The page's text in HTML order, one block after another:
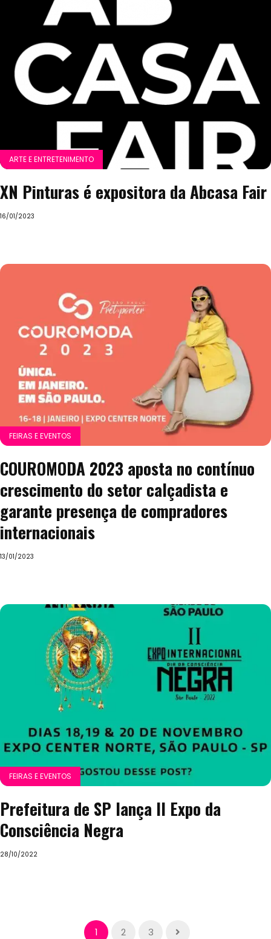
ARTE E ENTRETENIMENTO
XN Pinturas é expositora da Abcasa Fair
16/01/2023
FEIRAS E EVENTOS
COUROMODA 2023 aposta no contínuo
crescimento do setor calçadista e
garante presença de compradores
internacionais
13/01/2023
FEIRAS E EVENTOS
Prefeitura de SP lança II Expo da
Consciência Negra
28/10/2022
1 2 3